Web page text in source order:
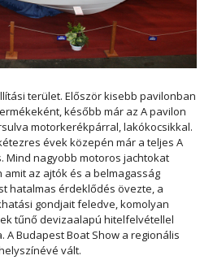
terület. Először kisebb pavilonban
később már az A pavilon
motorkerékpárral, lakókocsikkal.
évek közepén már a teljes A
Mind nagyobb motoros jachtokat
az ajtók és a belmagasság
hatalmas érdeklődés övezte, a
gondjait feledve, komolyan
tűnő devizaalapú hitelfelvétellel
Budapest Boat Show a regionális
vált.